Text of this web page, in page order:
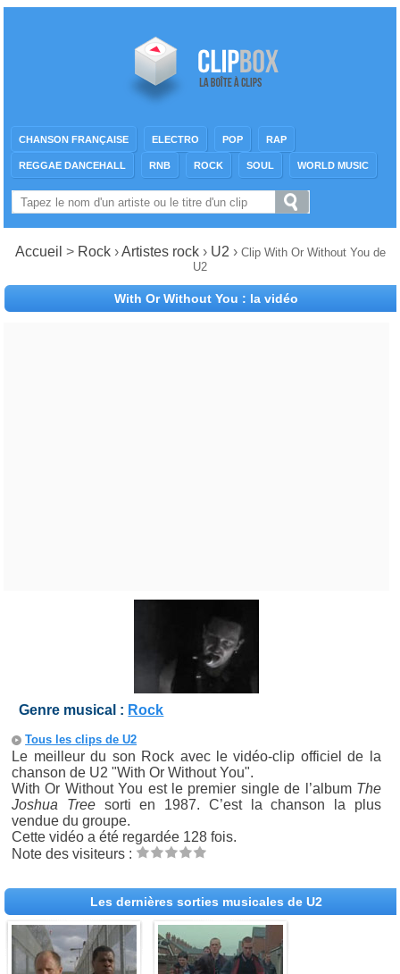
CHANSON FRANÇAISE ELECTRO POP RAP
REGGAE DANCEHALL RNB ROCK SOUL WORLD MUSIC
Accueil > Rock ›Artistes rock› U2 › Clip With Or Without You de
U2
With Or Without You : la vidéo
Genre musical : Rock
Tous les clips de U2
Le meilleur du son Rock avec le vidéo-clip officiel de la
chanson de U2 "With Or Without You".
With Or Without You est le premier single de l’album The
Joshua Treesorti en 1987. C’est la chanson la plus
vendue du groupe.
Cette vidéo a été regardée 128 fois.
Note des visiteurs :
Les dernières sorties musicales de U2